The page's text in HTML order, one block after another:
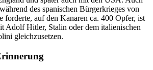
des spanischen Bürgerkrieges von
forderte, auf den Kanaren ca. 400 Opfer, ist
Adolf Hitler, Stalin oder dem italienischen
gleichzusetzen.